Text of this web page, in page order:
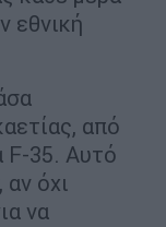
εθνική
από
F-35. Αυτό
όχι
να